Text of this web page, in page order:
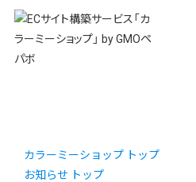
カラーミーショップ トップ
お知らせ トップ